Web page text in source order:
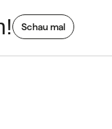
Schau mal